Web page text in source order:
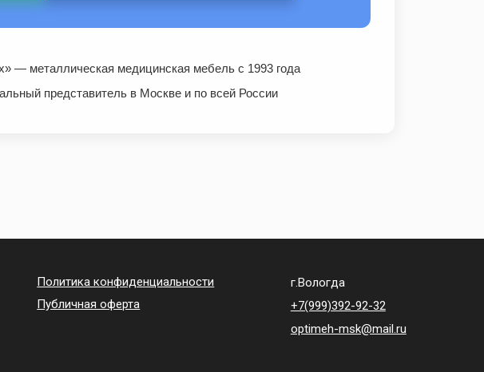
— металлическая медицинская мебель с 1993 года
представитель в Москве и по всей России
Политика конфиденциальности
Публичная оферта
г.Вологда
+7(999)392-92-32
optimeh-msk@mail.ru